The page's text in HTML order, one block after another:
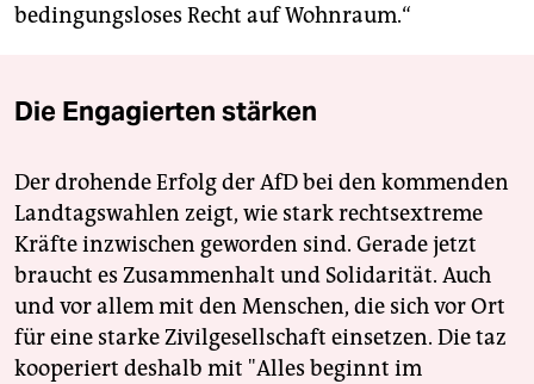
bedingungsloses Recht auf Wohnraum.“
Die Engagierten stärken
Der drohende Erfolg der AfD bei den kommenden
Landtagswahlen zeigt, wie stark rechtsextreme
Kräfte inzwischen geworden sind. Gerade jetzt
braucht es Zusammenhalt und Solidarität. Auch
und vor allem mit den Menschen, die sich vor Ort
für eine starke Zivilgesellschaft einsetzen. Die taz
kooperiert deshalb mit "Alles beginnt im